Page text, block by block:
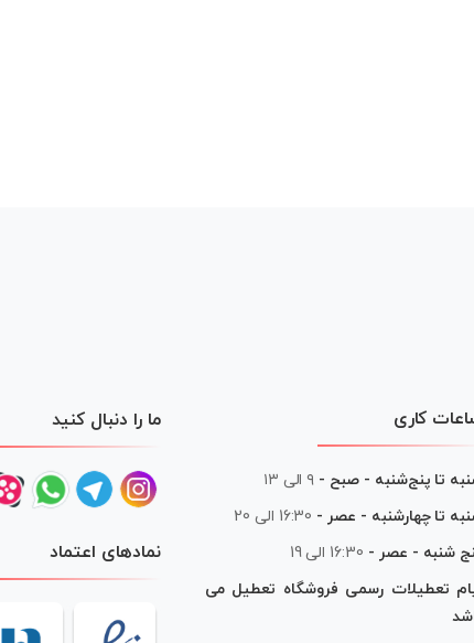
کاری
تا پنج‌شنبه - صبح - ۹ الی ۱۳
تا چهارشنبه - عصر - 16:30 الی 20
شنبه - عصر - 16:30 الی 19
تعطیلات رسمی فروشگاه تعطیل می
ما را دنبال کنید
نمادهای اعتماد